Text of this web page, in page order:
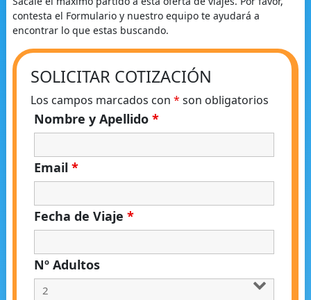
contesta el Formulario y nuestro equipo te ayudará a
encontrar lo que estas buscando.
SOLICITAR COTIZACIÓN
Los campos marcados con * son obligatorios
Nombre y Apellido *
Email *
Fecha de Viaje *
Nº Adultos